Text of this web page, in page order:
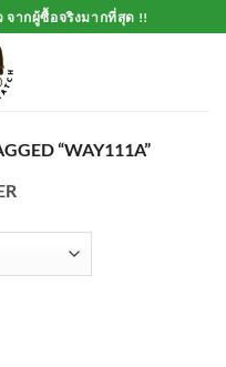
จากผู้ซื้อจริงมากที่สุด !!
“WAY111A”